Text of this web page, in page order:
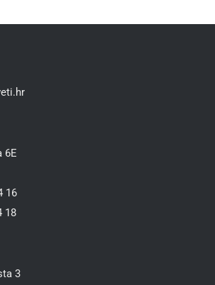
6E
16
18
3